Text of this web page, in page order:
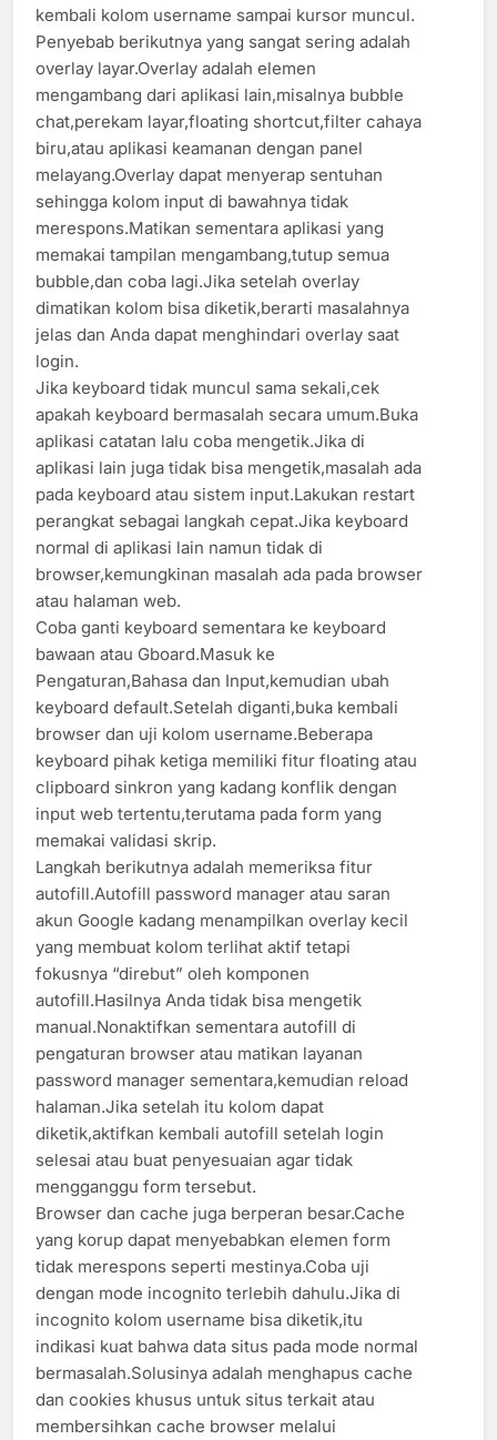
kembali kolom username sampai kursor muncul.
Penyebab berikutnya yang sangat sering adalah
overlay layar.Overlay adalah elemen
mengambang dari aplikasi lain,misalnya bubble
chat,perekam layar,floating shortcut,filter cahaya
biru,atau aplikasi keamanan dengan panel
melayang.Overlay dapat menyerap sentuhan
sehingga kolom input di bawahnya tidak
merespons.Matikan sementara aplikasi yang
memakai tampilan mengambang,tutup semua
bubble,dan coba lagi.Jika setelah overlay
dimatikan kolom bisa diketik,berarti masalahnya
jelas dan Anda dapat menghindari overlay saat
login.
Jika keyboard tidak muncul sama sekali,cek
apakah keyboard bermasalah secara umum.Buka
aplikasi catatan lalu coba mengetik.Jika di
aplikasi lain juga tidak bisa mengetik,masalah ada
pada keyboard atau sistem input.Lakukan restart
perangkat sebagai langkah cepat.Jika keyboard
normal di aplikasi lain namun tidak di
browser,kemungkinan masalah ada pada browser
atau halaman web.
Coba ganti keyboard sementara ke keyboard
bawaan atau Gboard.Masuk ke
Pengaturan,Bahasa dan Input,kemudian ubah
keyboard default.Setelah diganti,buka kembali
browser dan uji kolom username.Beberapa
keyboard pihak ketiga memiliki fitur floating atau
clipboard sinkron yang kadang konflik dengan
input web tertentu,terutama pada form yang
memakai validasi skrip.
Langkah berikutnya adalah memeriksa fitur
autofill.Autofill password manager atau saran
akun Google kadang menampilkan overlay kecil
yang membuat kolom terlihat aktif tetapi
fokusnya “direbut” oleh komponen
autofill.Hasilnya Anda tidak bisa mengetik
manual.Nonaktifkan sementara autofill di
pengaturan browser atau matikan layanan
password manager sementara,kemudian reload
halaman.Jika setelah itu kolom dapat
diketik,aktifkan kembali autofill setelah login
selesai atau buat penyesuaian agar tidak
mengganggu form tersebut.
Browser dan cache juga berperan besar.Cache
yang korup dapat menyebabkan elemen form
tidak merespons seperti mestinya.Coba uji
dengan mode incognito terlebih dahulu.Jika di
incognito kolom username bisa diketik,itu
indikasi kuat bahwa data situs pada mode normal
bermasalah.Solusinya adalah menghapus cache
dan cookies khusus untuk situs terkait atau
membersihkan cache browser melalui